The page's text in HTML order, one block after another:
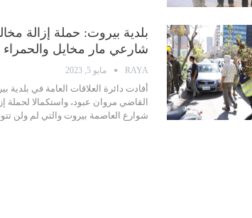
بلدية بيروت: حملة إزالة
شارعي مار مخايل والحمراء
RAYA مايو 5, 2023
أفادت دائرة العلاقات العامة في بلدية
القاضي مروان عبود، واستكمالا لحملة
شوارع العاصمة بيروت والتي لم ولن